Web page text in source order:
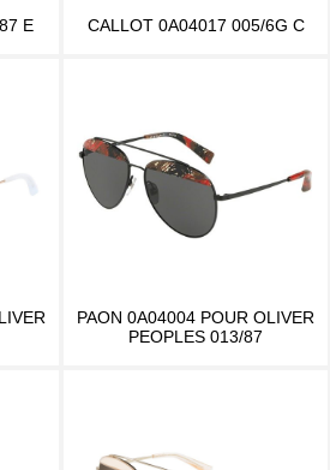
E CALLOT 0A04017 005/6G C
PAON 0A04004 POUR OLIVER
PEOPLES 013/87